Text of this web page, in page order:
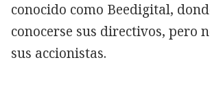
conocido como Beedigital,
conocerse sus directivos, pero
sus accionistas.